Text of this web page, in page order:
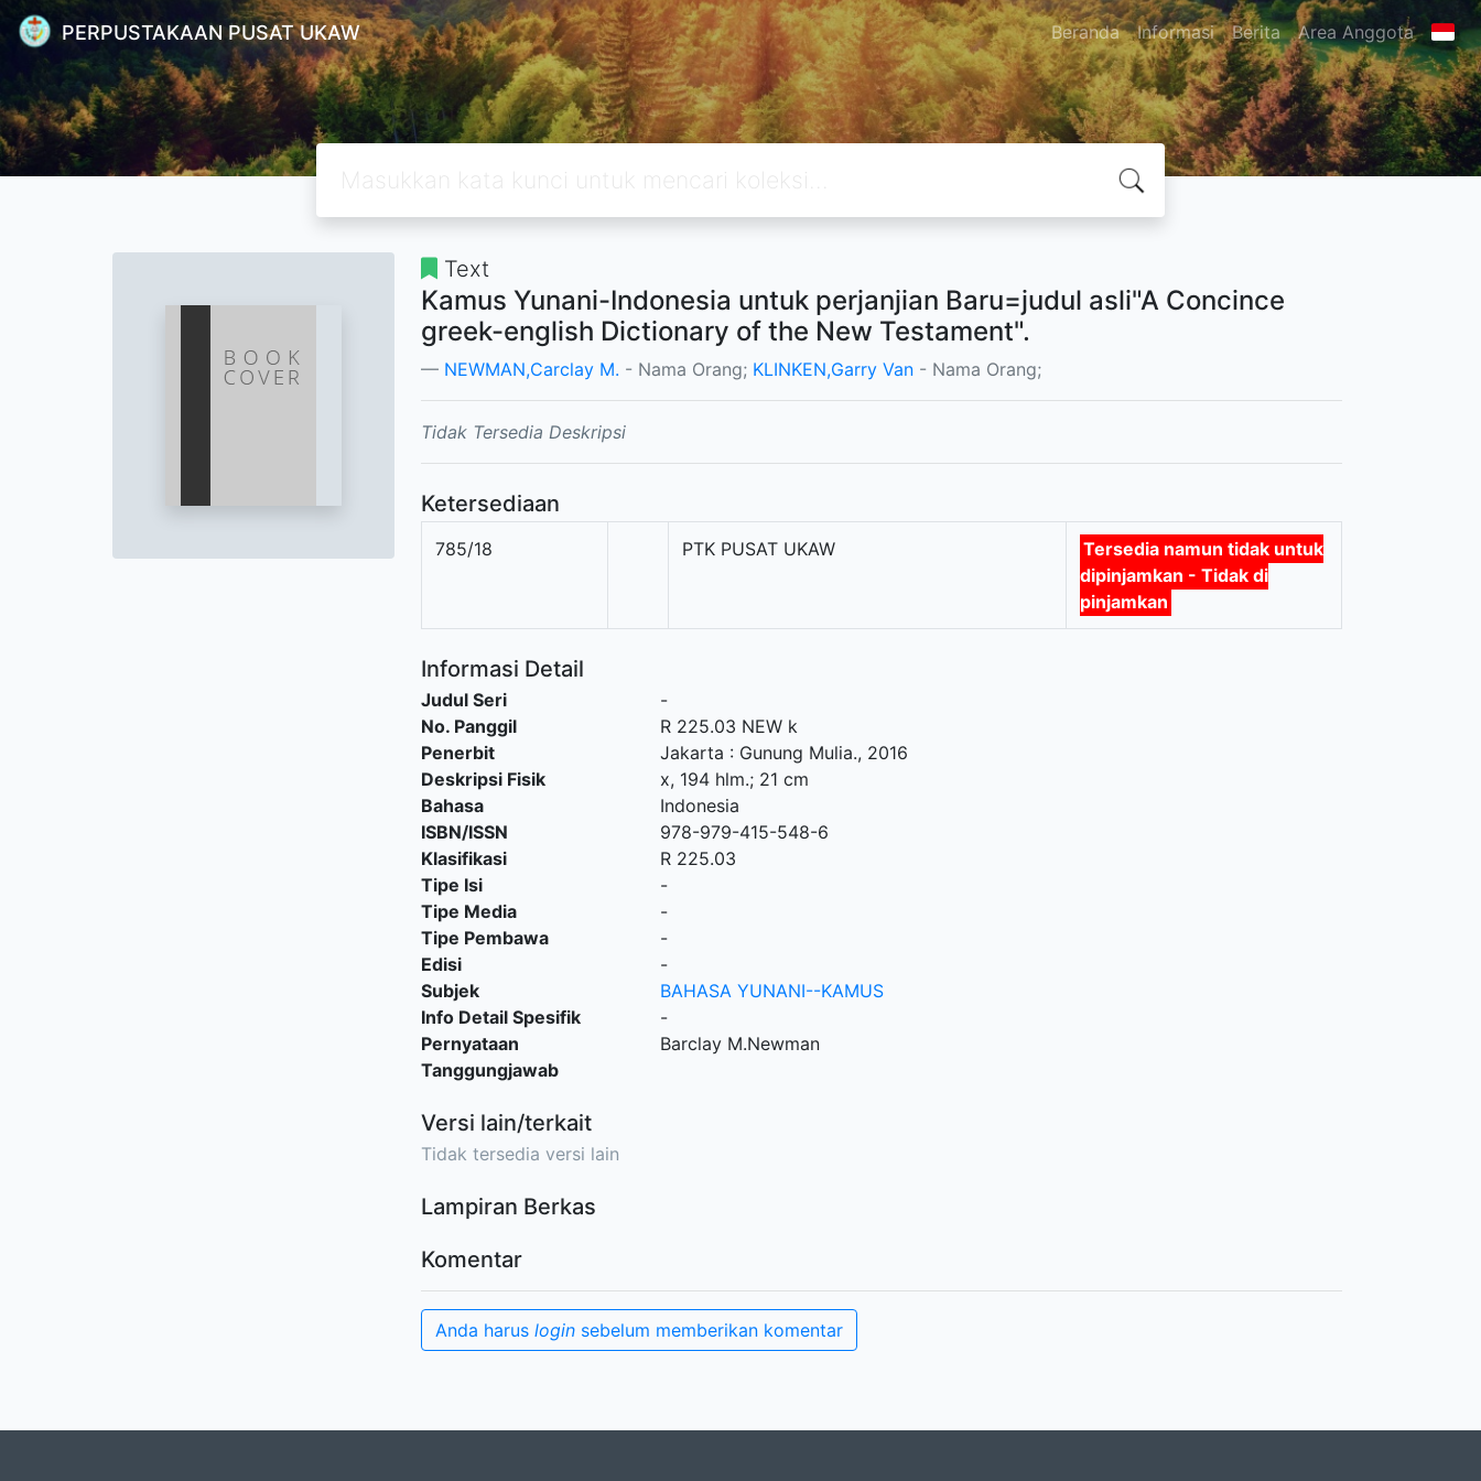
PERPUSTAKAAN PUSAT UKAW Beranda Informasi Berita Area Anggota
Text
Kamus Yunani-Indonesia untuk perjanjian Baru=judul asli"A Concince
greek-english Dictionary of the New Testament".
NEWMAN,Carclay M. - Nama Orang; KLINKEN,Garry Van - Nama Orang;
Tidak Tersedia Deskripsi
Ketersediaan
785/18 PTK PUSAT UKAW
Tersedia namun tidak untuk
dipinjamkan - Tidak di
pinjamkan
Informasi Detail
Judul Seri
-
No. Panggil
R 225.03 NEW k
Penerbit
Jakarta : Gunung Mulia., 2016
Deskripsi Fisik
x, 194 hlm.; 21 cm
Bahasa
Indonesia
ISBN/ISSN
978-979-415-548-6
Klasifikasi
R 225.03
Tipe Isi
-
Tipe Media
-
Tipe Pembawa
-
Edisi
-
Subjek
BAHASA YUNANI--KAMUS
Info Detail Spesifik
-
Pernyataan
Tanggungjawab
Barclay M.Newman
Versi lain/terkait
Tidak tersedia versi lain
Lampiran Berkas
Komentar
Anda harus login sebelum memberikan komentar